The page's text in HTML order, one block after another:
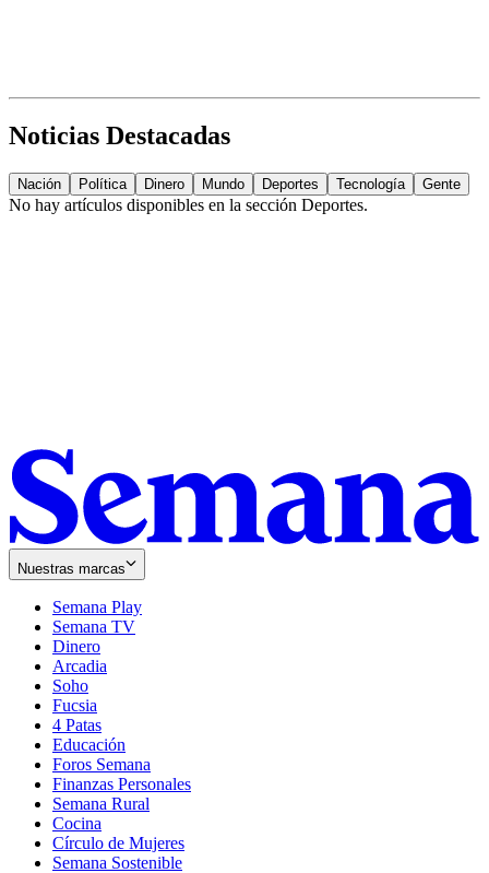
Noticias Destacadas
Nación Política Dinero Mundo Deportes Tecnología Gente
No hay artículos disponibles en la sección Deportes.
Nuestras marcas
Semana Play
Semana TV
Dinero
Arcadia
Soho
in
new
window
Fucsia
in
new
window
4 Patas
Educación
Foros Semana
Finanzas Personales
Semana Rural
Cocina
Círculo de Mujeres
Semana Sostenible